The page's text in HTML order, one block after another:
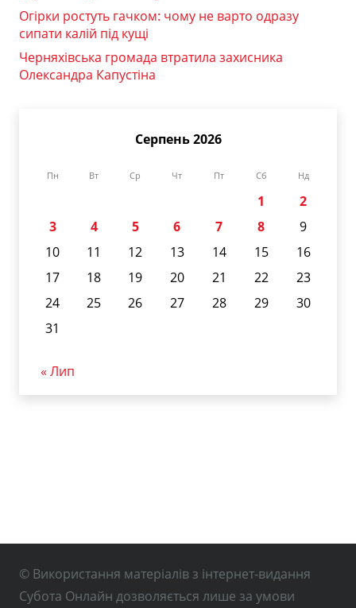
Огірки ростуть гачком: чому не варто одразу
сипати калій під кущі
Черняхівська громада втратила захисника
Олександра Капустіна
Серпень 2026
Пн Вт Ср Чт Пт Сб Нд
1
2
3
4 5 6 7 8
9
10
11 12 13 14 15
16
17
18 19 20 21 22
23
24
25 26 27 28 29
30
31
« Лип
© Використання матеріалів з інтернет-видання
Субота Онлайн дозволяється лише за умови